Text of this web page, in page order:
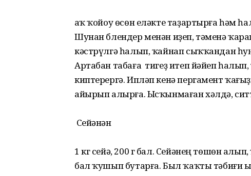
Ҡаҡ ҡойоу өсөн еләкте таҙартырға һәм
Шунан блендер менән иҙеп, тәменә
кәстрүлгә һалып, ҡайнап сыҡҡандан
Артабан табаға тигеҙ итеп йәйеп
киптерергә. Ипләп кенә пергамент
айырып алырға. Ысҡынмаған хәлдә,
Сейәнән
1 кг сейә, 200 г бал. Сейәнең төшөн
бал ҡушып бутарға. Был ҡаҡты тәбиғи